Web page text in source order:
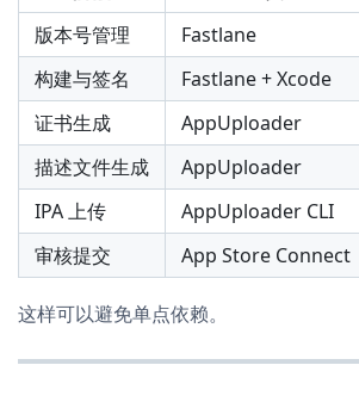
版本号管理
Fastlane
构建与签名
Fastlane + Xcode
证书生成
AppUploader
描述文件生成
AppUploader
IPA 上传
AppUploader CLI
审核提交
App Store Connect
这样可以避免单点依赖。